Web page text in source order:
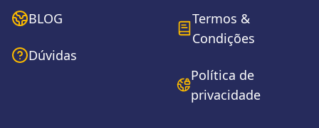
BLOG
Dúvidas
Termos &
Condições
Política de
privacidade